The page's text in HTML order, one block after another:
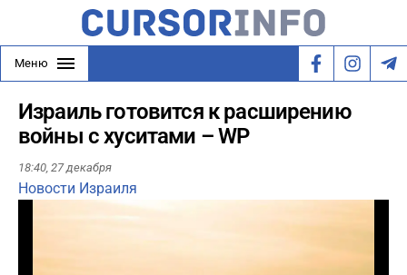
Меню
Израиль готовится к расширению
войны с хуситами – WP
18:40, 27 декабря
Новости Израиля